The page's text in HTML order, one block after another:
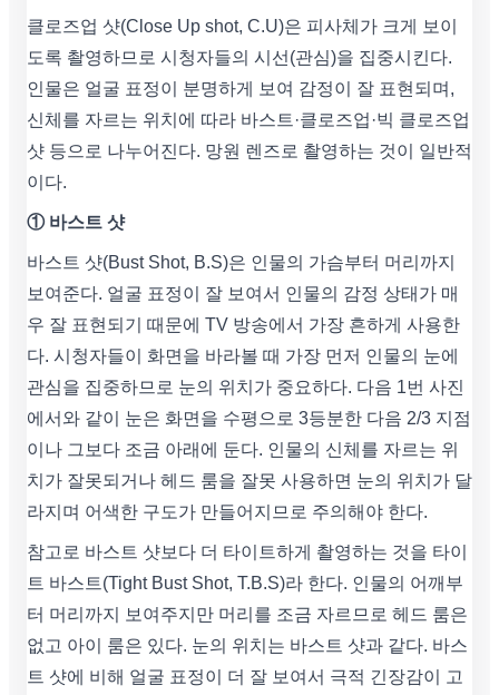
클로즈업 샷(Close Up shot, C.U)은 피사체가 크게 보이
도록 촬영하므로 시청자들의 시선(관심)을 집중시킨다.
인물은 얼굴 표정이 분명하게 보여 감정이 잘 표현되며,
신체를 자르는 위치에 따라 바스트·클로즈업·빅 클로즈업
샷 등으로 나누어진다. 망원 렌즈로 촬영하는 것이 일반적
이다.
① 바스트 샷
바스트 샷(Bust Shot, B.S)은 인물의 가슴부터 머리까지
보여준다. 얼굴 표정이 잘 보여서 인물의 감정 상태가 매
우 잘 표현되기 때문에 TV 방송에서 가장 흔하게 사용한
다. 시청자들이 화면을 바라볼 때 가장 먼저 인물의 눈에
관심을 집중하므로 눈의 위치가 중요하다. 다음 1번 사진
에서와 같이 눈은 화면을 수평으로 3등분한 다음 2/3 지점
이나 그보다 조금 아래에 둔다. 인물의 신체를 자르는 위
치가 잘못되거나 헤드 룸을 잘못 사용하면 눈의 위치가 달
라지며 어색한 구도가 만들어지므로 주의해야 한다.
참고로 바스트 샷보다 더 타이트하게 촬영하는 것을 타이
트 바스트(Tight Bust Shot, T.B.S)라 한다. 인물의 어깨부
터 머리까지 보여주지만 머리를 조금 자르므로 헤드 룸은
없고 아이 룸은 있다. 눈의 위치는 바스트 샷과 같다. 바스
트 샷에 비해 얼굴 표정이 더 잘 보여서 극적 긴장감이 고